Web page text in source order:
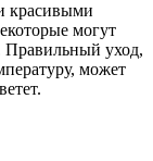
красивыми
могут
Правильный уход,
может